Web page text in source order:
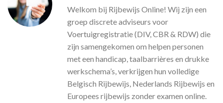
Welkom bij Rijbewijs Online! Wij zijn een
groep discrete adviseurs voor
Voertuigregistratie (DIV, CBR & RDW) die
zijn samengekomen om helpen personen
met een handicap, taalbarrières en drukke
werkschema’s, verkrijgen hun volledige
Belgisch Rijbewijs, Nederlands Rijbewijs en
Europees rijbewijs zonder examen online.